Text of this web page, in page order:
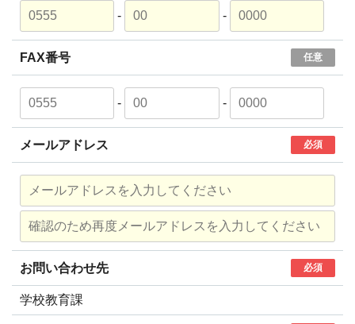
- -
FAX番号 任意
- -
メールアドレス 必須
お問い合わせ先 必須
学校教育課